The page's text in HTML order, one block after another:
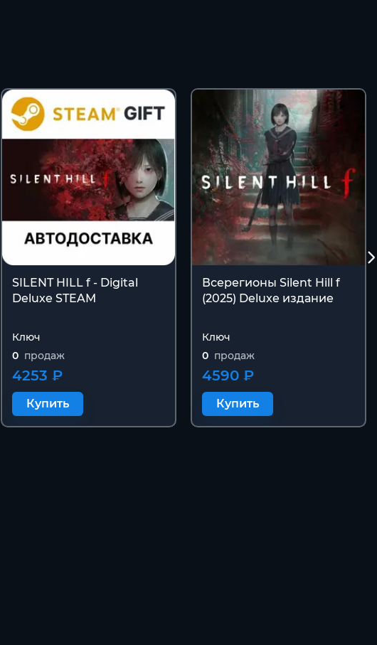
SILENT HILL f - Digital
Deluxe STEAM
Ключ
0 продаж
4253 ₽
Купить
Всерегионы Silent Hill f
(2025) Deluxe издание
Ключ
0 продаж
4590 ₽
Купить